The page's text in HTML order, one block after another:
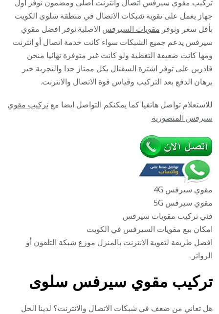
سلوى
أصلي
تركيب مقوي سيرفس اتصال وانترنت أصلي ومضمون نوفر أول
جهاز يعمل على تقوية شبكات الاتصال في منطقة سلوى الكويت
بأقل سعر ونوفر مقويات السيرفس الاصلية.نوفر افضل مقوي
سيرفس يدعم جميع الشبكات سواء كانت خدمة اتصال أو انترنت
ومها كانت ضعيفة التغطية ولو كانت غير متوفرة نهائيا منحن
قادرين على توفر اشترة السقنال بكل ممتاز جدا والتجربة خير
برهان الدفع بعد التركيب وقياس قوة الاتصال والانترنت.
للاستعلام تواصل هاتفيا كما يمكنكم التواصل ايضا معتركيب مقوي
سيرفس المنصورية
مقوي سيرفس 4G
مقوي سيرفس 5G
فني تركيب مقويات سيرفس
امكان بيع مقويات السيرفس في الكويت
افضل طريقة لتقوية الانترنت بالمنزل موزع شبكة التلفون أو
الرواتر.
تركيب مقوي سيرفس سلوى
هل تعاني من ضعف في شبكات الاتصال والانترنت؟ لدينا الحل